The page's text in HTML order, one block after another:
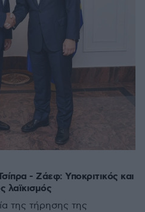
- Ζάεφ: Υποκριτικός και
λαϊκισμός
της τήρησης της